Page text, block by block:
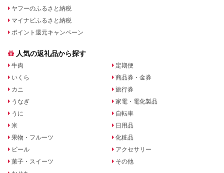
ヤフーのふるさと納税
マイナビふるさと納税
ポイント還元キャンペーン
人気の返礼品から探す
牛肉
いくら
カニ
うなぎ
うに
米
果物・フルーツ
ビール
菓子・スイーツ
定期便
商品券・金券
旅行券
家電・電化製品
自転車
日用品
化粧品
アクセサリー
その他